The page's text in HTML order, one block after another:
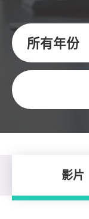
所有年份
关键字
影片